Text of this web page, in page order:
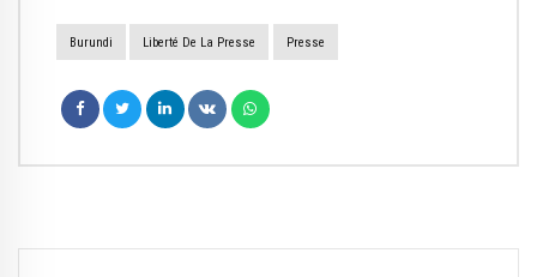
Burundi Liberté De La Presse Presse